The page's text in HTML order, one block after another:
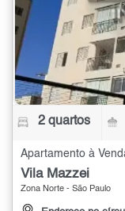
2 quartos
Apartamento à
Vila Mazzei
Zona Norte - São Paulo